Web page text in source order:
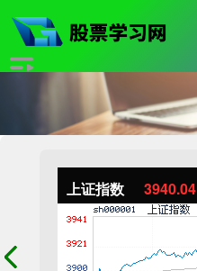
上证指数 3940.04